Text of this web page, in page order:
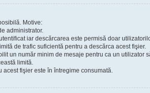
Motive:
administrator.
iar descărcarea este permisă doar
de trafic suficientă pentru a descărca acest fişier.
un număr minim de mesaje pentru ca un utilizator
limită.
acest fişier este în întregime consumată.